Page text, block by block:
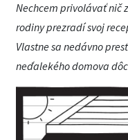
Nechcem privolávať nič
rodiny prezradí svoj
Vlastne sa nedávno
neďalekého domova